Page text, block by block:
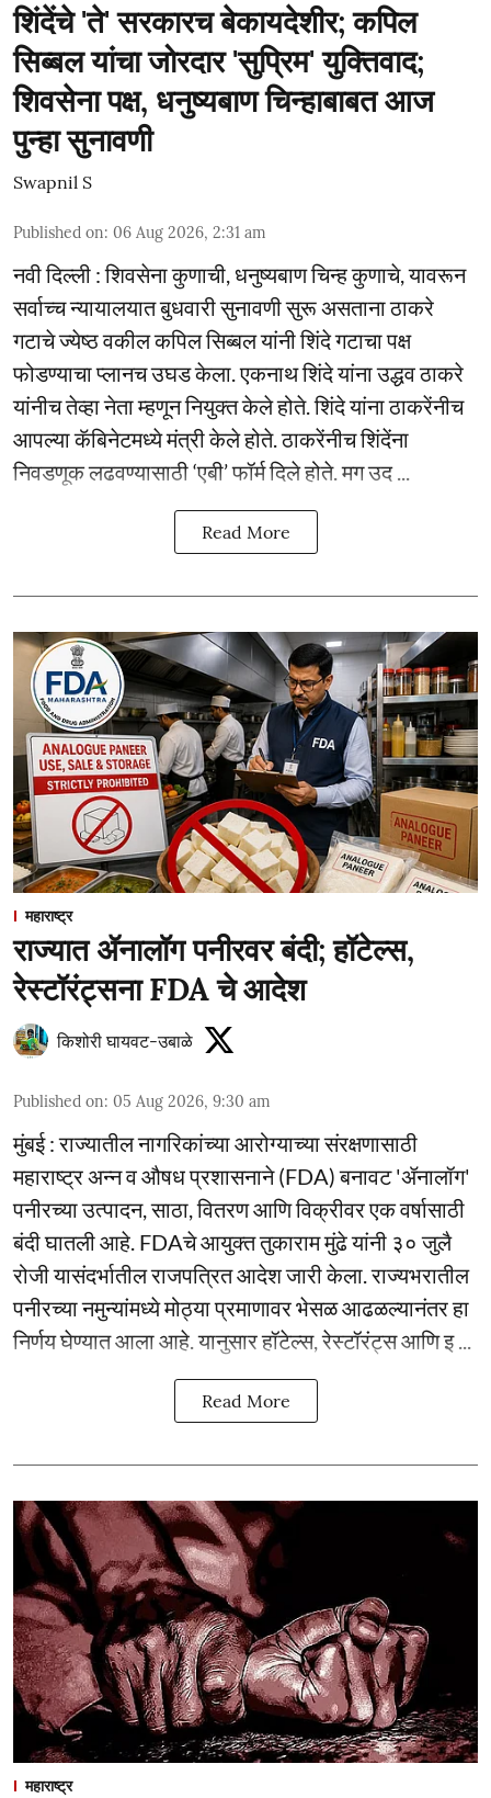
शिंदेंचे 'ते' सरकारच बेकायदेशीर; कपिल
सिब्बल यांचा जोरदार 'सुप्रिम' युक्तिवाद;
शिवसेना पक्ष, धनुष्यबाण चिन्हाबाबत आज
पुन्हा सुनावणी
Swapnil S
Published on: 06 Aug 2026, 2:31 am
नवी दिल्ली : शिवसेना कुणाची, धनुष्यबाण चिन्ह कुणाचे, यावरून
सर्वाच्च न्यायालयात बुधवारी सुनावणी सुरू असताना ठाकरे
गटाचे ज्येष्ठ वकील कपिल सिब्बल यांनी शिंदे गटाचा पक्ष
फोडण्याचा प्लानच उघड केला. एकनाथ शिंदे यांना उद्धव ठाकरे
यांनीच तेव्हा नेता म्हणून नियुक्त केले होते. शिंदे यांना ठाकरेंनीच
आपल्या कॅबिनेटमध्ये मंत्री केले होते. ठाकरेंनीच शिंदेंना
निवडणूक लढवण्यासाठी ‘एबी’ फॉर्म दिले होते. मग उद ...
Read More
महाराष्ट्र
राज्यात ॲनालॉग पनीरवर बंदी; हॉटेल्स,
रेस्टॉरंट्सना FDA चे आदेश
किशोरी घायवट-उबाळे
Published on: 05 Aug 2026, 9:30 am
मुंबई : राज्यातील नागरिकांच्या आरोग्याच्या संरक्षणासाठी
महाराष्ट्र अन्न व औषध प्रशासनाने (FDA) बनावट 'ॲनालॉग'
पनीरच्या उत्पादन, साठा, वितरण आणि विक्रीवर एक वर्षासाठी
बंदी घातली आहे. FDAचे आयुक्त तुकाराम मुंढे यांनी ३० जुलै
रोजी यासंदर्भातील राजपत्रित आदेश जारी केला. राज्यभरातील
पनीरच्या नमुन्यांमध्ये मोठ्या प्रमाणावर भेसळ आढळल्यानंतर हा
निर्णय घेण्यात आला आहे. यानुसार हॉटेल्स, रेस्टॉरंट्स आणि इ ...
Read More
महाराष्ट्र